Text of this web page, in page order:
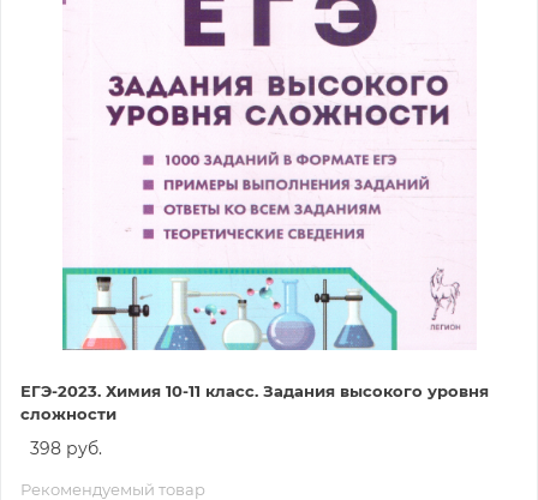
ЕГЭ-2023. Химия 10-11 класс. Задания высокого уровня
сложности
398 руб.
Рекомендуемый товар